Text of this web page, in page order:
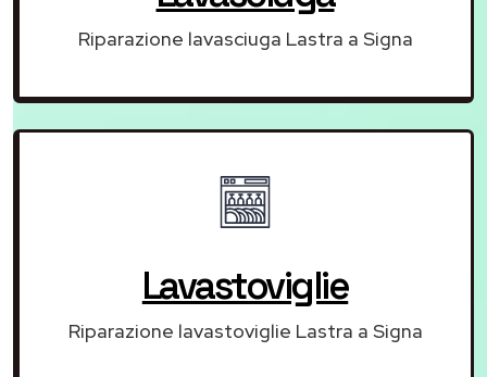
Riparazione lavasciuga Lastra a Signa
Lavastoviglie
Riparazione lavastoviglie Lastra a Signa